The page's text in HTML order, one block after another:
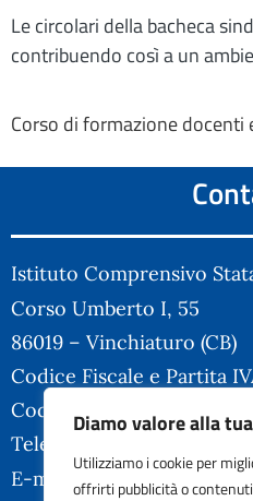
Diamo valore alla
Utilizziamo i cookie per
offrirti pubblicità o
Le circolari della bacheca
contribuendo così a un
Corso di formazione docenti
Istituto Comprensivo
Corso Umberto I, 55
86019 – Vinchiaturo (CB)
Codice Fiscale e Partita
Codice Meccanografico:
Telefono: 0874-34393
E-mail: